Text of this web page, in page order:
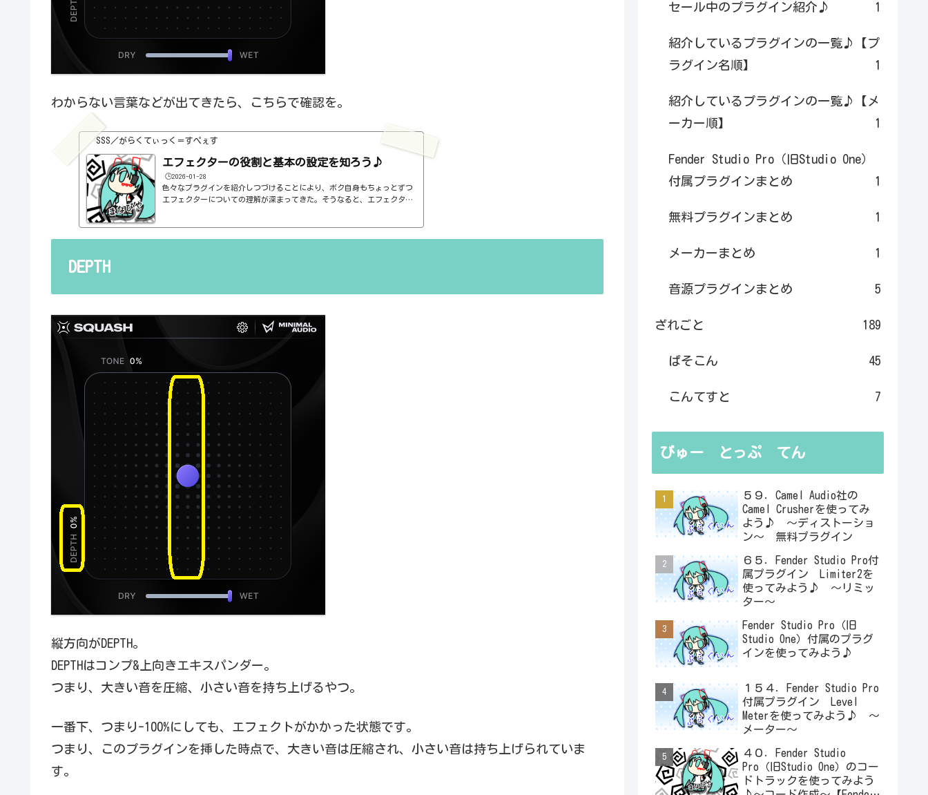
わからない言葉などが出てきたら、こちらで確認を。
SSS／がらくてぃっく＝すぺぇす
エフェクターの役割と基本の設定を知ろう♪
🕒️2026-01-28
色々なプラグインを紹介しつづけることにより、ボク自身もちょっとずつ
エフェクターについての理解が深まってきた。そうなると、エフェクター
DEPTH
縦方向がDEPTH。
DEPTHはコンプ&上向きエキスパンダー。
つまり、大きい音を圧縮、小さい音を持ち上げるやつ。
一番下、つまり-100%にしても、エフェクトがかかった状態です。
つまり、このプラグインを挿した時点で、大きい音は圧縮され、小さい音は持ち上げられていま
す。
セール中のプラグイン紹介♪ 1
紹介しているプラグインの一覧♪【プ
ラグイン名順】
1
紹介しているプラグインの一覧♪【メ
ーカー順】
1
Fender Studio Pro（旧Studio One）
付属プラグインまとめ
1
無料プラグインまとめ 1
メーカーまとめ 1
音源プラグインまとめ 5
ざれごと 189
ぱそこん 45
こんてすと 7
びゅー とっぷ てん
５９．Camel Audio社の
Camel Crusherを使ってみ
よう♪ ～ディストーショ
ン～ 無料プラグイン
６５．Fender Studio Pro付
属プラグイン Limiter2を
使ってみよう♪ ～リミッ
ター～
Fender Studio Pro（旧
Studio One）付属のプラグ
インを使ってみよう♪
１５４．Fender Studio Pro
付属プラグイン Level
Meterを使ってみよう♪ ～
メーター～
４０．Fender Studio
Pro（旧Studio One）のコー
ドトラックを使ってみよう